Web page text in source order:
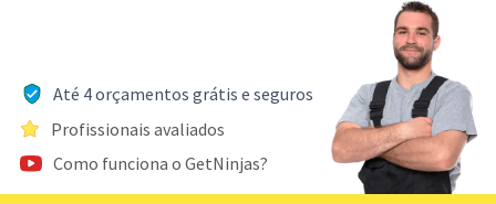
Até 4 orçamentos grátis e seguros
Profissionais avaliados
Como funciona o GetNinjas?